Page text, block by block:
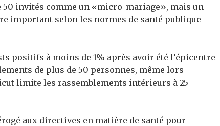
invités comme un «micro-mariage», mais un
important selon les normes de santé publique
positifs à moins de 1% après avoir été l’épicentre
de plus de 50 personnes, même lors
limite les rassemblements intérieurs à 25
aux directives en matière de santé pour